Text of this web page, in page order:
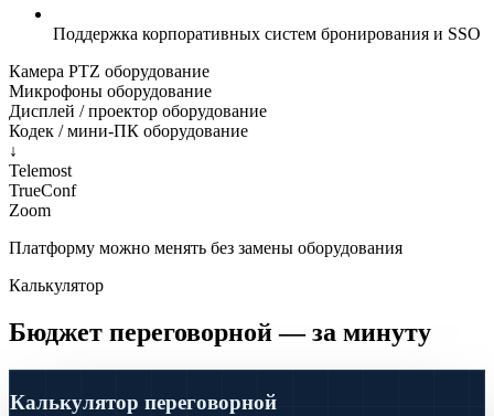
Поддержка корпоративных систем бронирования и SSO
Камера PTZ оборудование
Микрофоны оборудование
Дисплей / проектор оборудование
Кодек / мини-ПК оборудование
↓
Telemost
TrueConf
Zoom
Платформу можно менять без замены оборудования
Калькулятор
Бюджет переговорной — за минуту
Калькулятор переговорной